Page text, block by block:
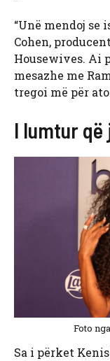
“Unë mendoj se
Cohen,
Housewives. Ai
mesazhe me
tregoi më për
I lumtur që
Foto
Sa i përket